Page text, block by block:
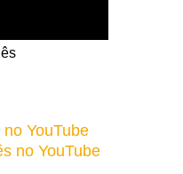
YouTube
no YouTube